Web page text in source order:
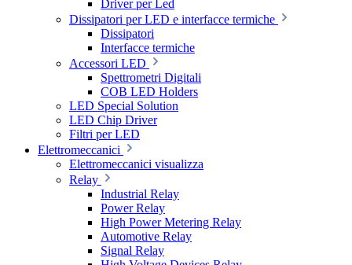
Driver per Led
Dissipatori per LED e interfacce termiche
Dissipatori
Interfacce termiche
Accessori LED
Spettrometri Digitali
COB LED Holders
LED Special Solution
LED Chip Driver
Filtri per LED
Elettromeccanici
Elettromeccanici visualizza
Relay
Industrial Relay
Power Relay
High Power Metering Relay
Automotive Relay
Signal Relay